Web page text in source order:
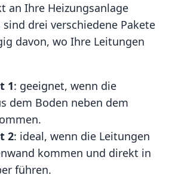
an Ihre Heizungsanlage
sind drei verschiedene Pakete
davon, wo Ihre Leitungen
1: geeignet, wenn die
dem Boden neben dem
2: ideal, wenn die Leitungen
kommen und direkt in
führen.